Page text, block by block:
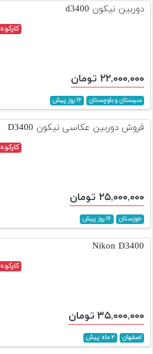
دوربین نیکون d3400
کارکرده
۲۲,۰۰۰,۰۰۰ تومان
سیستان و بلوچستان ۱۶ روز پیش
فروش دوربین عکاسی نیکون D3400
کارکرده
۲۵,۰۰۰,۰۰۰ تومان
خوزستان ۱۶ روز پیش
Nikon D3400
کارکرده
۳۵,۰۰۰,۰۰۰ تومان
اصفهان ۲ ماه پیش